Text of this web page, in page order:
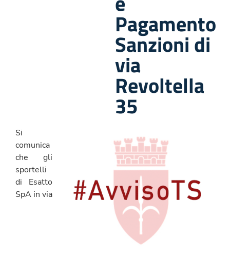
Pagamento
Sanzioni di
via
Revoltella
35
Si
comunica
che gli
sportelli
di Esatto
SpA in via